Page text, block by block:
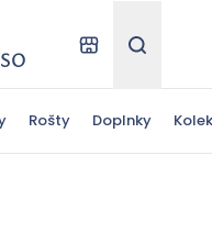
Kde kúpiťHľadať
Rošty Doplnky